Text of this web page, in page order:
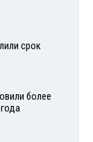
срок
более